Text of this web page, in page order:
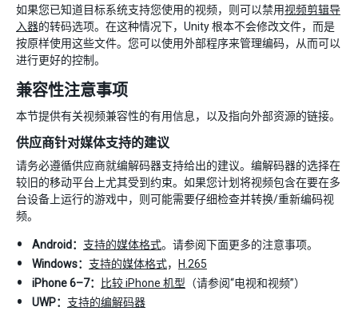
如果您已知道目标系统支持您使用的视频，则可以禁用视频剪辑导
入器的转码选项。在这种情况下，Unity 根本不会修改文件，而是
按原样使用这些文件。您可以使用外部程序来管理编码，从而可以
进行更好的控制。
兼容性注意事项
本节提供有关视频兼容性的有用信息，以及指向外部资源的链接。
供应商针对媒体支持的建议
请务必遵循供应商就编解码器支持给出的建议。编解码器的选择在
较旧的移动平台上尤其受到约束。如果您计划将视频包含在要在多
台设备上运行的游戏中，则可能需要仔细检查并转换/重新编码视
频。
Android： 支持的媒体格式。请参阅下面更多的注意事项。
Windows： 支持的媒体格式，
H.265
iPhone 6–7：
比较 iPhone 机型 （请参阅“电视和视频”）
UWP： 支持的编解码器